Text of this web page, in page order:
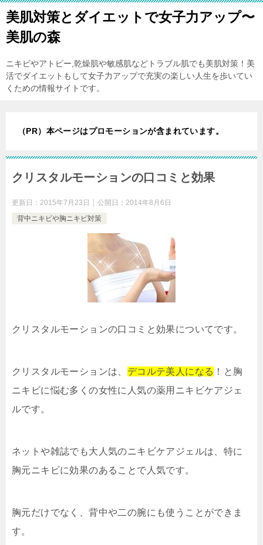
美肌対策とダイエットで女子力アップ〜
美肌の森
ニキビやアトピー,乾燥肌や敏感肌などトラブル肌でも美肌対策！美
活でダイエットもして女子力アップで充実の楽しい人生を歩いてい
くための情報サイトです。
（PR）本ページはプロモーションが含まれています。
クリスタルモーションの口コミと効果
更新日： 2015年7月23日 公開日： 2014年8月6日
背中ニキビや胸ニキビ対策
クリスタルモーションの口コミと効果についてです。
クリスタルモーションは、 デコルテ美人になる ！と胸
ニキビに悩む多くの女性に人気の薬用ニキビケアジェ
ルです。
ネットや雑誌でも大人気のニキビケアジェルは、特に
胸元ニキビに効果のあることで人気です。
胸元だけでなく、背中や二の腕にも使うことができま
す。